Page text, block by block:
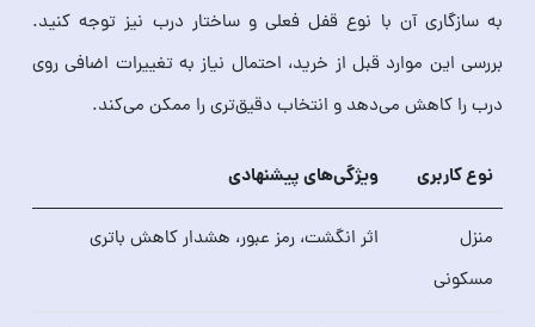
به سازگاری آن با نوع قفل فعلی و ساختار درب نیز توجه کنید.
بررسی این موارد قبل از خرید، احتمال نیاز به تغییرات اضافی روی
درب را کاهش می‌دهد و انتخاب دقیق‌تری را ممکن می‌کند.
نوع کاربری ویژگی‌های پیشنهادی
منزل
مسکونی
اثر انگشت، رمز عبور، هشدار کاهش باتری